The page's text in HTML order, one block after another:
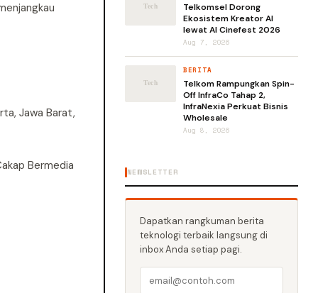
Jawa Barat,
Bermedia
Telkomsel Dorong
Ekosistem Kreator AI
lewat AI Cinefest 2026
Aug 7, 2026
BERITA
Telkom Rampungkan Spin-
Off InfraCo Tahap 2,
InfraNexia Perkuat Bisnis
Wholesale
Aug 8, 2026
NEWSLETTER
Dapatkan rangkuman berita
teknologi terbaik langsung di
inbox Anda setiap pagi.